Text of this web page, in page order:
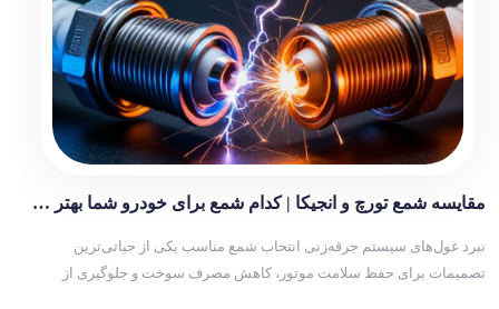
مقایسه شمع تورچ و انجیکا | کدام شمع برای خودرو شما بهتر است؟
نبرد غول‌های سیستم جرقه‌زنی انتخاب شمع مناسب یکی از حیاتی‌ترین
تصمیمات برای حفظ سلامت موتور، کاهش مصرف سوخت و جلوگیری از